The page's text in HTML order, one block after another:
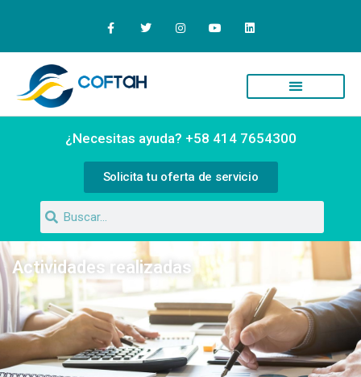
¿Necesitas ayuda? +58 414 7654300
Solicita tu oferta de servicio
Actividades realizadas